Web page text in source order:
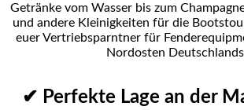
Getränke vom Wasser bis zum
und andere Kleinigkeiten für die
euer Vertriebsparntner für
Nordosten
✔ Perfekte Lage an der